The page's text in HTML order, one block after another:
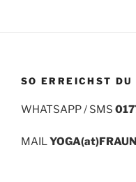
SO ERREICHST DU
WHATSAPP / SMS
MAIL